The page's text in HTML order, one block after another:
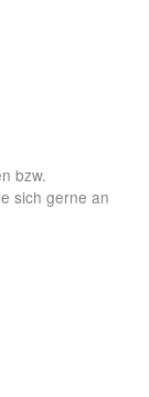
bzw.
sich gerne an